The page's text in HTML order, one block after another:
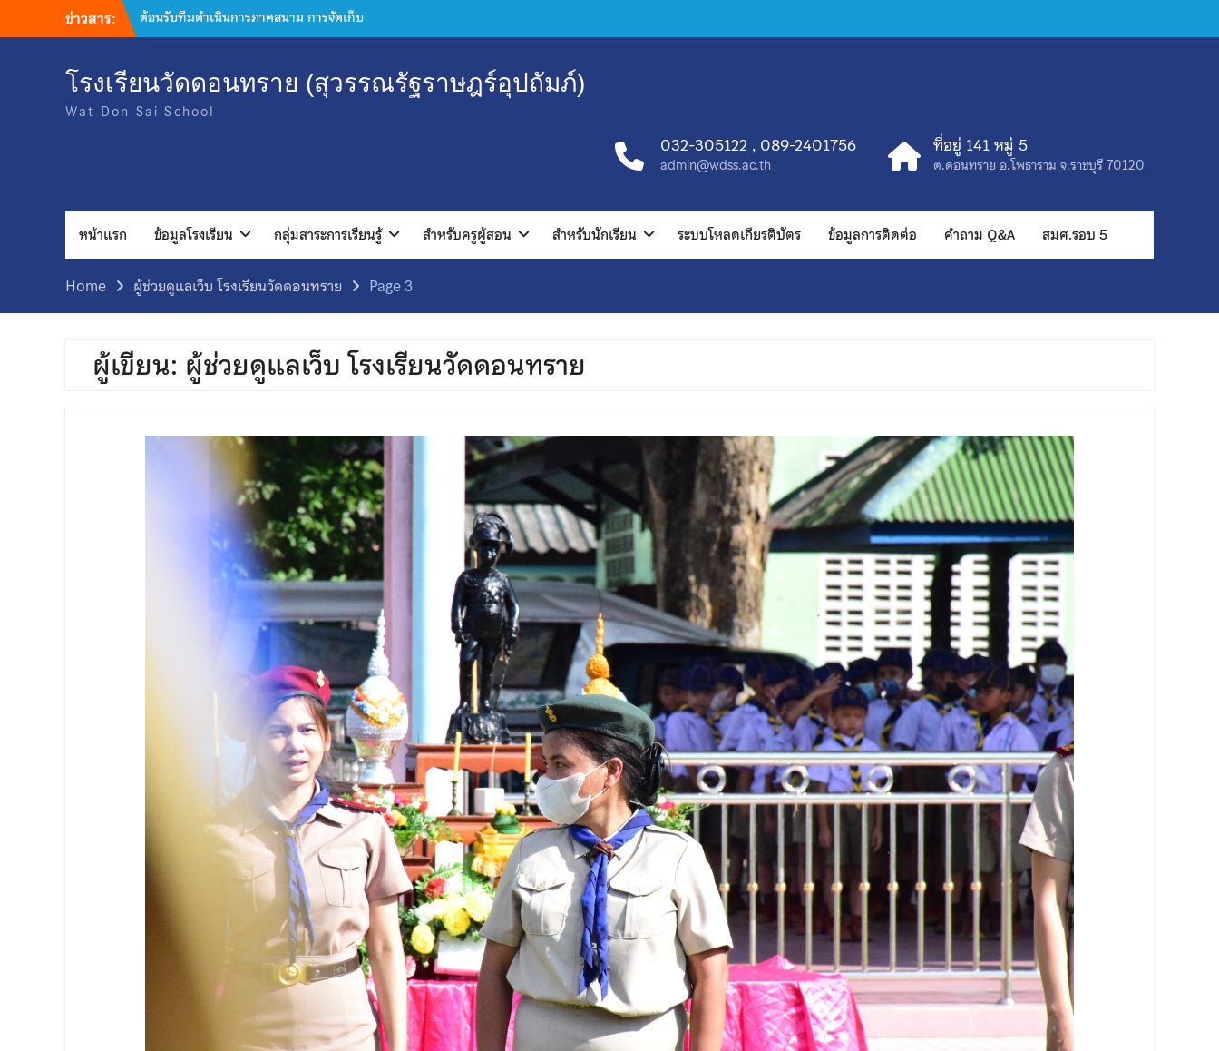
ข่าวสาร:
เข้าร่วมประชุมพัฒนาแนวทางการขับเคลื่อนโรง
พยาบาลส่งเสริมสุขภาพประจำตําบล ถอดบท
มอบเสื้อกีฬาจำนวน 30 ชุด ให้แก่ โรงเรียนวัด
ดอนทราย (สุวรรณรัฐราษฎร์อุปถัมภ์) เพื่อ
สนับสนุนการเข้าร่วมการแข่งขันกีฬากลุ่ม
ป้องกันยาเสพติด”จาก โรงเรียนเบญจมราชูทิศ
ราชบุรี
เข้าร่วมการประชุมนำเสนอโครงการในกองทุน
หลักประกันสุขภาพเทศบาลตำบลดอนทราย
ต้อนรับทีมดำเนินการภาคสนาม การจัดเก็บ
โรงเรียนวัดดอนทราย (สุวรรณรัฐราษฎร์อุปถัมภ์)
Wat Don Sai School
032-305122 , 089-2401756
admin@wdss.ac.th
ที่อยู่ 141 หมู่ 5
ต.ดอนทราย อ.โพธาราม จ.ราชบุรี 70120
หน้าแรก ข้อมูลโรงเรียน กลุ่มสาระการเรียนรู้ สำหรับครูผู้สอน สำหรับนักเรียน ระบบโหลดเกียรติบัตร ข้อมูลการติดต่อ คำถาม Q&A สมศ.รอบ 5
Home ผู้ช่วยดูแลเว็บ โรงเรียนวัดดอนทราย Page 3
ผู้เขียน: ผู้ช่วยดูแลเว็บ โรงเรียนวัดดอนทราย